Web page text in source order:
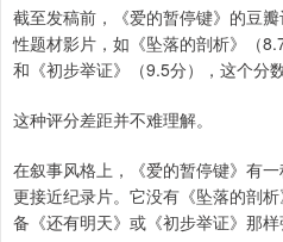
截至发稿前，《爱的暂停键》的豆
性题材影片，如《坠落的剖析》（
和《初步举证》（9.5分），这个分
这种评分差距并不难理解。
在叙事风格上，《爱的暂停键》有
更接近纪录片。它没有《坠落的剖
备《还有明天》或《初步举证》那样